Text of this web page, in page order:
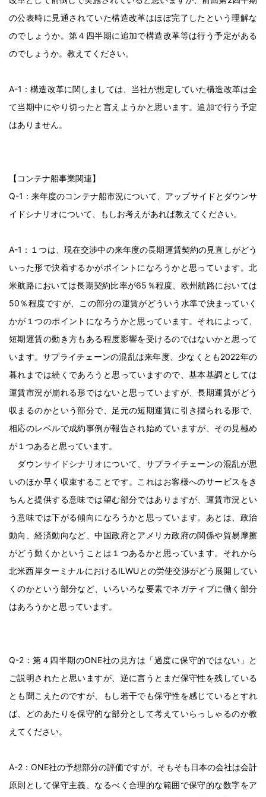
の公表時に見通されていた構造改革はほぼ完了したという理解な
のでしょうか。第４四半期に追加で構造改革等は行う予定がある
のでしょうか。教えてください。
A-1：構造改革に関しましては、当社が想定していた構造改革は全
て当期中にやり切ったと言えようかと思います。追加で行う予定
はありません。
【コンテナ船事業関連】
Q-1：来年度のコンテナ船市況について、アップサイドとダウンサ
イドシナリオについて、もしお考えがあれば教えてください。
A-1：１つは、現在交渉中の来年度の長期運賃契約の見直しがどう
いった形で決着するかがポイントになろうかと思っています。北
米航路においては長期契約比率が65％程度、欧州航路においては
50％程度ですが、この部分の運賃がどういう水準で決まっていく
かが１つのポイントになろうかと思っています。それによって、
短期運賃の動き方もある程度影響を受けるのではないかと思って
います。サプライチェーンの混乱は来年度、少なくとも2022年の
暮れまでは続くであろうと思っていますので、基本基調としては
運賃市況が崩れる形ではないと思っていますが、長期運賃がどう
収まるのかという部分で、足元の短期運賃に引き摺られる形で、
相応のレベルで成約事例が報告され始めていますが、その見極め
が１つあると思っています。
ダウンサイドシナリオについて、サプライチェーンの混乱が思
いのほか早く収束することです。これはお客様へのサービスをき
ちんと提供する意味では望む部分ではありますが、運賃市況とい
う意味では下がる傾向になろうかと思っています。あとは、政治
動向、経済動向など、中国政府とアメリカ政府の関係や貿易摩擦
がどう動くかということは１つあるかと思っています。それから
北米西岸ターミナルにおけるILWUとの労使交渉がどう展開してい
くのかという部分など、いろいろな要素でネガティブに働く部分
はあろうかと思っています。
Q-2：第４四半期のONE社の見方は「過度に保守的ではない」と
ご説明されたと思いますが、逆に言うとまだ保守性を残している
とも聞こえたのですが、もし若干でも保守性を感じているとすれ
ば、どのあたりを保守的な部分として考えていらっしゃるのか教
えてください。
A-2：ONE社の予想部分の評価ですが、そもそも日本の会社は会計
原則として保守主義、なるべく合理的な範囲で保守的な数字をア